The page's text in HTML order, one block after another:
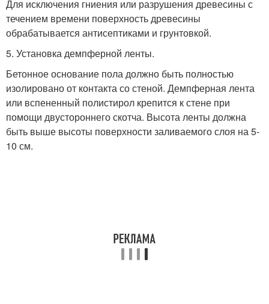
Для исключения гниения или разрушения древесины с
течением времени поверхность древесины
обрабатывается антисептиками и грунтовкой.
5. Установка демпферной ленты.
Бетонное основание пола должно быть полностью
изолировано от контакта со стеной. Демпферная лента
или вспененный полистирол крепится к стене при
помощи двустороннего скотча. Высота ленты должна
быть выше высоты поверхности заливаемого слоя на 5-
10 см.